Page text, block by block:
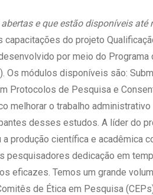
Responsabilidade Ambiental
Responsabilidade Social
Serviço Social
Saúde Digital Moinhos
e que estão disponíveis até
do projeto
por meio do Programa
Os módulos disponíveis são:
Protocolos de Pesquisa e
melhorar o trabalho
desses estudos. A líder do
produção científica e acadêmica
pesquisadores dedicação em
eficazes. Temos um grande
de Ética em Pesquisa